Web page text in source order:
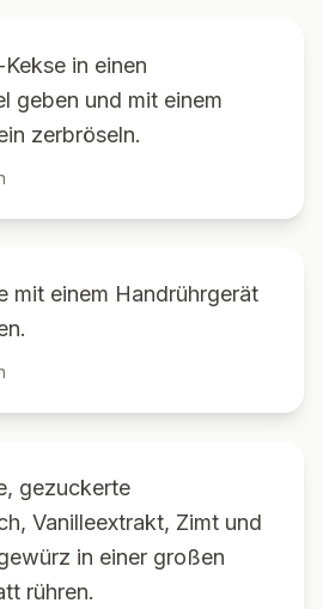
in einen
geben und mit einem
zerbröseln.
mit einem Handrührgerät
gezuckerte
Vanilleextrakt, Zimt und
in einer großen
rühren.